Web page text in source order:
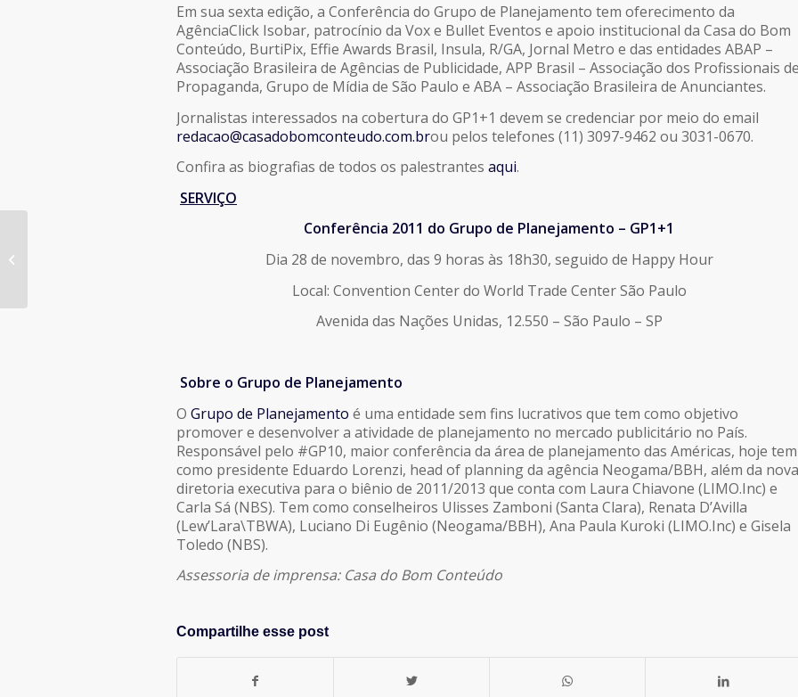
Em sua sexta edição, a Conferência do Grupo de Planejamento tem oferecimento da
AgênciaClick Isobar, patrocínio da Vox e Bullet Eventos e apoio institucional da Casa do Bom
Conteúdo, BurtiPix, Effie Awards Brasil, Insula, R/GA, Jornal Metro e das entidades ABAP –
Associação Brasileira de Agências de Publicidade, APP Brasil – Associação dos Profissionais
Propaganda, Grupo de Mídia de São Paulo e ABA – Associação Brasileira de Anunciantes.
Jornalistas interessados na cobertura do GP1+1 devem se credenciar por meio do email
redacao@casadobomconteudo.com.brou pelos telefones (11) 3097-9462 ou 3031-0670.
Confira as biografias de todos os palestrantes aqui.
SERVIÇO
Conferência 2011 do Grupo de Planejamento – GP1+1
Dia 28 de novembro, das 9 horas às 18h30, seguido de Happy Hour
Local: Convention Center do World Trade Center São Paulo
Avenida das Nações Unidas, 12.550 – São Paulo – SP
Sobre o Grupo de Planejamento
O Grupo de Planejamento é uma entidade sem fins lucrativos que tem como objetivo
promover e desenvolver a atividade de planejamento no mercado publicitário no País.
Responsável pelo #GP10, maior conferência da área de planejamento das Américas, hoje tem
como presidente Eduardo Lorenzi, head of planning da agência Neogama/BBH, além da nova
diretoria executiva para o biênio de 2011/2013 que conta com Laura Chiavone (LIMO.Inc) e
Carla Sá (NBS). Tem como conselheiros Ulisses Zamboni (Santa Clara), Renata D’Avilla
(Lew’Lara\TBWA), Luciano Di Eugênio (Neogama/BBH), Ana Paula Kuroki (LIMO.Inc) e Gisela
Toledo (NBS).
Assessoria de imprensa: Casa do Bom Conteúdo
Compartilhe esse post